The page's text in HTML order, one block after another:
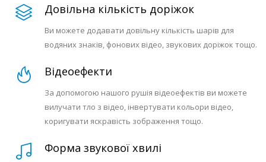
Довільна кількість доріжок
Ви можете додавати довільну кількість шарів для
водяних знаків, фонових відео, звукових доріжок тощо.
Відеоефекти
За допомогою нашого рушія відеоефектів ви можете
вилучати тло з відео, інвертувати кольори відео,
коригувати яскравість зображення тощо.
Форма звукової хвилі